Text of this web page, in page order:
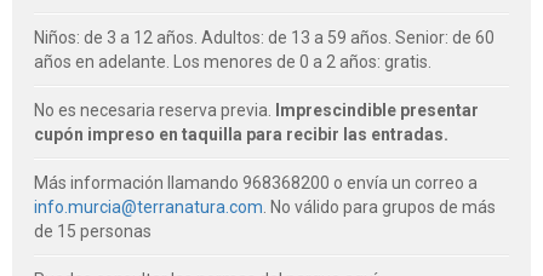
Niños: de 3 a 12 años. Adultos: de 13 a 59 años. Senior: de 60
años en adelante. Los menores de 0 a 2 años: gratis.
No es necesaria reserva previa.
Imprescindible presentar
cupón impreso en taquilla para recibir las entradas.
Más información llamando 968368200 o envía un correo a
info.murcia@terranatura.com . No válido para grupos de más
de 15 personas